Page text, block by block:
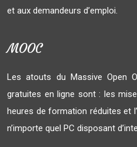
et aux demandeurs d’emploi.
MOOC
Les atouts du Massive Open
gratuites en ligne sont : les
heures de formation réduites et
n’importe quel PC disposant